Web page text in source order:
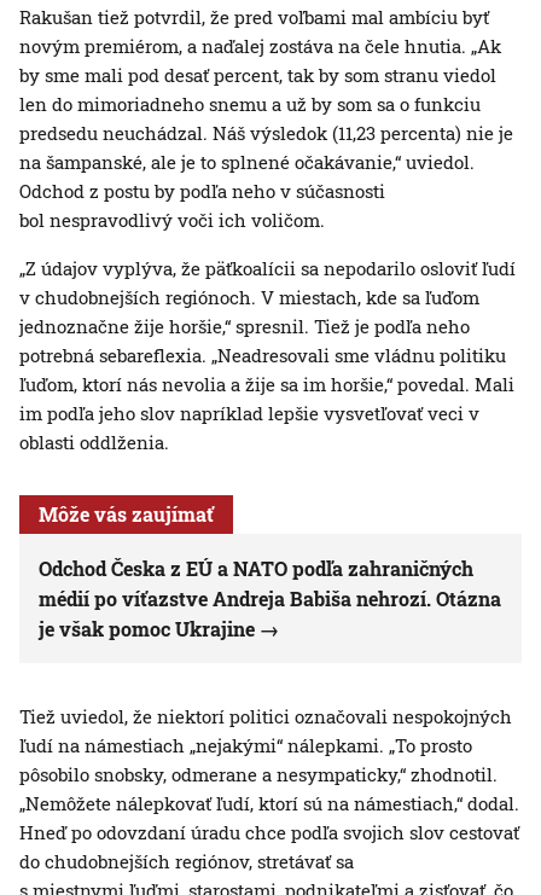
Rakušan tiež potvrdil, že pred voľbami mal ambíciu byť
novým premiérom, a naďalej zostáva na čele hnutia. „Ak
by sme mali pod desať percent, tak by som stranu viedol
len do mimoriadneho snemu a už by som sa o funkciu
predsedu neuchádzal. Náš výsledok (11,23 percenta) nie je
na šampanské, ale je to splnené očakávanie,“ uviedol.
Odchod z postu by podľa neho v súčasnosti
bol nespravodlivý voči ich voličom.
„Z údajov vyplýva, že päťkoalícii sa nepodarilo osloviť ľudí
v chudobnejších regiónoch. V miestach, kde sa ľuďom
jednoznačne žije horšie,“ spresnil. Tiež je podľa neho
potrebná sebareflexia. „Neadresovali sme vládnu politiku
ľuďom, ktorí nás nevolia a žije sa im horšie,“ povedal. Mali
im podľa jeho slov napríklad lepšie vysvetľovať veci v
oblasti oddlženia.
Môže vás zaujímať
Odchod Česka z EÚ a NATO podľa zahraničných
médií po víťazstve Andreja Babiša nehrozí. Otázna
je však pomoc Ukrajine
Tiež uviedol, že niektorí politici označovali nespokojných
ľudí na námestiach „nejakými“ nálepkami. „To prosto
pôsobilo snobsky, odmerane a nesympaticky,“ zhodnotil.
„Nemôžete nálepkovať ľudí, ktorí sú na námestiach,“ dodal.
Hneď po odovzdaní úradu chce podľa svojich slov cestovať
do chudobnejších regiónov, stretávať sa